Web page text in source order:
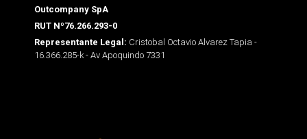
Outcompany SpA
RUT Nº76.266.293-0
Representante Legal: Cristobal Octavio Alvarez Tapia -
16.366.285-k - Av Apoquindo 7331